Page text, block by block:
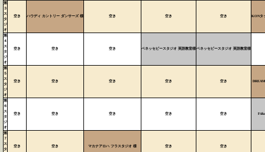
第
３
ス
タ
ジ
オ
空き ハウディ カントリー ダンサーズ 様 空き 空き 空き KONタ
第
４
ス
タ
ジ
オ
空き 空き 空き ベネッセビースタジオ 英語教室様ベネッセビースタジオ 英語教室様
第
５
ス
タ
ジ
オ
空き 空き 空き 空き 空き
第
６
ス
タ
ジ
オ
空き 空き 空き 空き 空き
第
７
ス
タ
空き 空き マカナアロハ フラスタジオ 様 空き 空き